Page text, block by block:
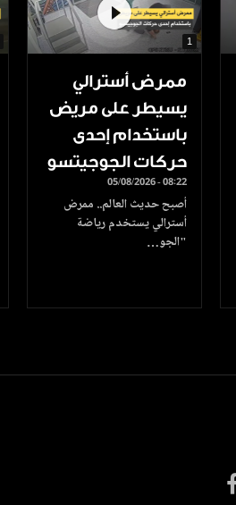
1
ممرض أسترالي
يسيطر على مريض
باستخدام إحدى
حركات الجوجيتسو
05/08/2026 - 08:22
أصبح حديث العالم.. ممرض
أسترالي يستخدم رياضة
"الجو…